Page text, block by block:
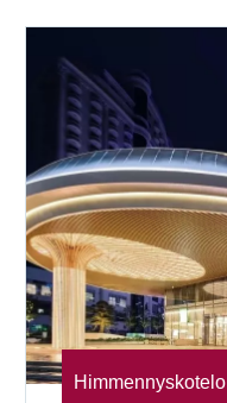
Himmennyskotelo